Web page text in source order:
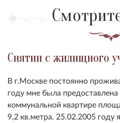
Снятии с жилищного
В г.Москве постоянно
году мне была
коммунальной квартире
9,2 кв.метра. 25.02.2005 году